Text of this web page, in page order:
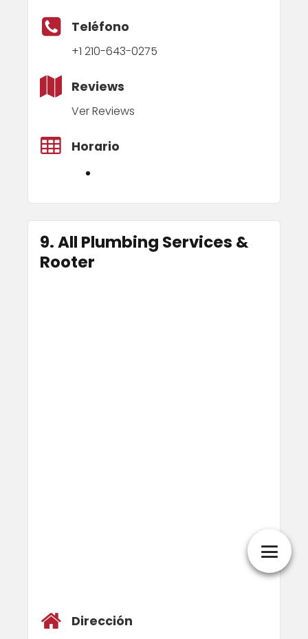
Teléfono
+1 210-643-0275
Reviews
Ver Reviews
Horario
9. All Plumbing Services &
Rooter
Dirección